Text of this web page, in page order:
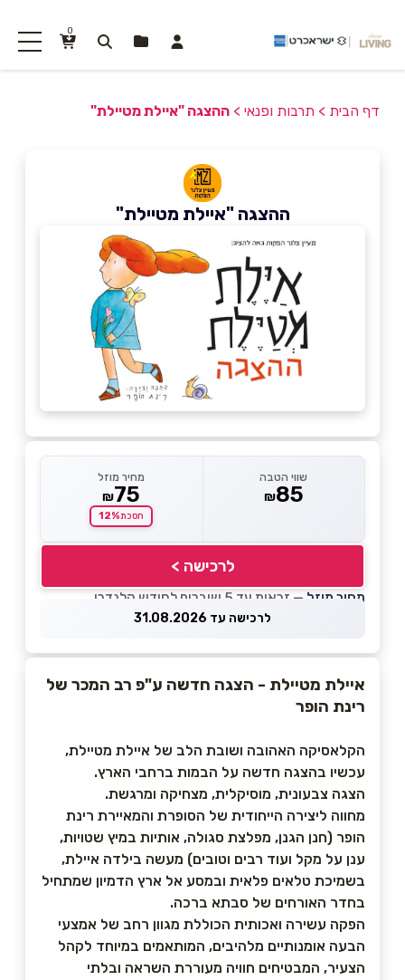
0
דף הבית > תרבות ופנאי > ההצגה "איילת מטיילת"
ההצגה "איילת מטיילת"
שווי הטבה
₪85
מחיר מוזל
₪75
חסכת12%
לרכישה >
מחיר מוזל — זכאות עד 5 שוברים לחודש קלנדרי
לרכישה עד 31.08.2026
איילת מטיילת - הצגה חדשה ע"פ רב המכר של
רינת הופר
הקלאסיקה האהובה ושובת הלב של איילת מטיילת,
עכשיו בהצגה חדשה על הבמות ברחבי הארץ.
הצגה צבעונית, מוסיקלית, מצחיקה ומרגשת.
מחווה ליצירה הייחודית של הסופרת והמאיירת רינת
הופר (חנן הגנן, מפלצת סגולה, אותיות במיץ שטויות,
ענן על מקל ועוד רבים וטובים) מעשה בילדה איילת,
בשמיכת טלאים פלאית ובמסע אל ארץ הדמיון שמתחיל
בחדר האורחים של סבתא ברכה.
הפקה עשירה ואכותית הכוללת מגוון רחב של אמצעי
הבעה אומנותיים מלהיבים, המותאמים במיוחד לקהל
הצעיר, המבטיחים חוויה מעוררת השראה ובלתי